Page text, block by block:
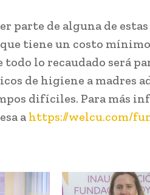
parte de alguna de
tiene un costo
todo lo recaudado será
de higiene a madres
difíciles. Para más
a https://welcu.com/